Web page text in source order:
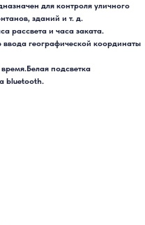
для контроля уличного
зданий и т. д.
рассвета и часа заката.
географической координаты
подсветка
bluetooth.